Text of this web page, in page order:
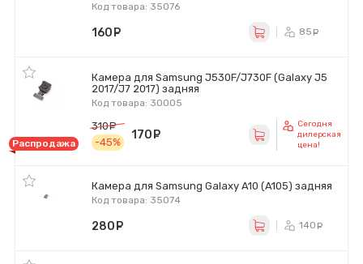
Код товара: 35076
160 85
Камера для Samsung J530F/J730F (Galaxy J5
2017/J7 2017) задняя
Код товара: 30005
Распродажа
310
руб.
-45%
170
Сегодня
дилерская
цена!
Камера для Samsung Galaxy A10 (A105) задняя
Код товара: 35074
280 140